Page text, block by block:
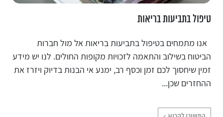
טיפול בתביעות בריאות
אנו מתמחים בטיפול בתביעות בריאות אל מול חברות
הביטוח בשילוב והתאמה לזכויות מקופות החולים. לנו יש מידע
זמין שיחסוך לכם זמן וכסף רב, ימנע אי הבנות בדיוק ויזרז את
ההחזרים שכן...